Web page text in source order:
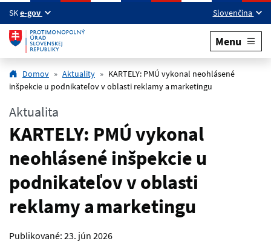
SKe-gov Slovenčina
Menu
Domov Aktuality
KARTELY: PMÚ vykonal neohlásené
inšpekcie u podnikateľov v oblasti reklamy a marketingu
Aktualita
KARTELY: PMÚ vykonal
neohlásené inšpekcie u
podnikateľov v oblasti
reklamy a marketingu
Publikované: 23. jún 2026